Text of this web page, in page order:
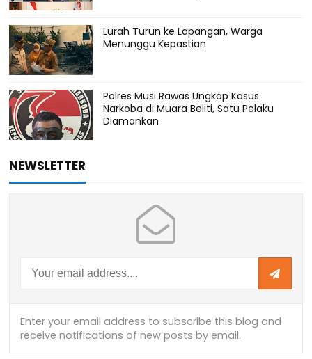
Lurah Turun ke Lapangan, Warga
Menunggu Kepastian
Polres Musi Rawas Ungkap Kasus
Narkoba di Muara Beliti, Satu Pelaku
Diamankan
NEWSLETTER